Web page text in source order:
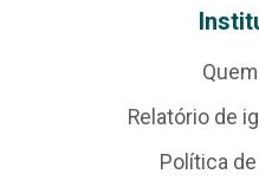
Relatório de
Política